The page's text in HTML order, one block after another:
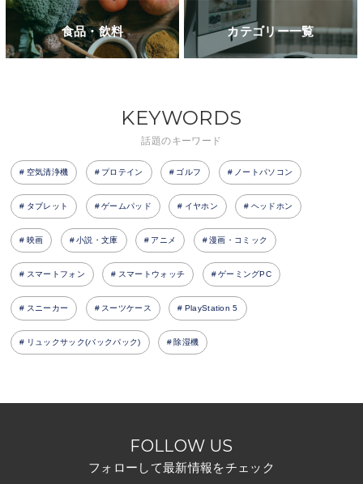
食品・飲料 カテゴリー一覧
KEYWORDS
話題のキーワード
空気清浄機 プロテイン ゴルフ ノートパソコン
タブレット ゲームパッド イヤホン ヘッドホン
映画 小説・文庫 アニメ 漫画・コミック
スマートフォン スマートウォッチ ゲーミングPC
スニーカー スーツケース PlayStation 5
リュックサック(バックパック) 除湿機
FOLLOW US
フォローして最新情報をチェック